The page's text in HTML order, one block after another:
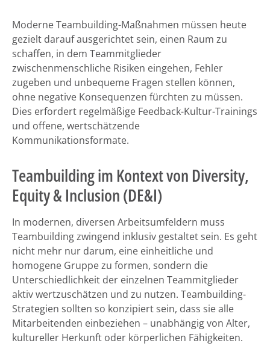
Moderne Teambuilding-Maßnahmen müssen heute
gezielt darauf ausgerichtet sein, einen Raum zu
schaffen, in dem Teammitglieder
zwischenmenschliche Risiken eingehen, Fehler
zugeben und unbequeme Fragen stellen können,
ohne negative Konsequenzen fürchten zu müssen.
Dies erfordert regelmäßige Feedback-Kultur-Trainings
und offene, wertschätzende
Kommunikationsformate.
Teambuilding im Kontext von Diversity,
Equity & Inclusion (DE&I)
In modernen, diversen Arbeitsumfeldern muss
Teambuilding zwingend inklusiv gestaltet sein. Es geht
nicht mehr nur darum, eine einheitliche und
homogene Gruppe zu formen, sondern die
Unterschiedlichkeit der einzelnen Teammitglieder
aktiv wertzuschätzen und zu nutzen. Teambuilding-
Strategien sollten so konzipiert sein, dass sie alle
Mitarbeitenden einbeziehen – unabhängig von Alter,
kultureller Herkunft oder körperlichen Fähigkeiten.